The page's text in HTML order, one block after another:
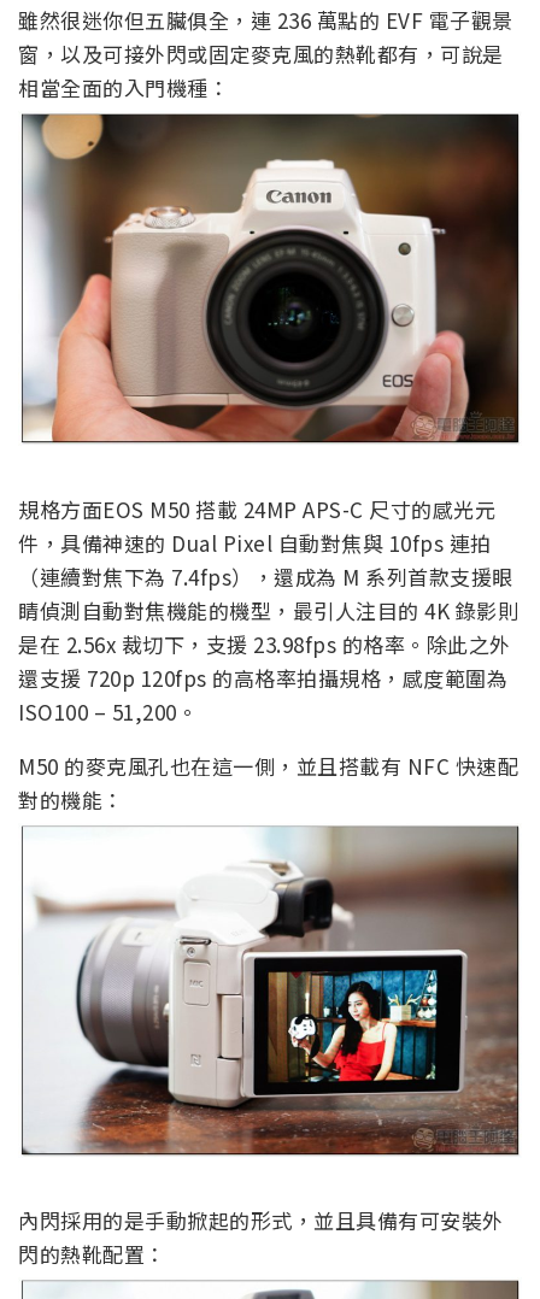
雖然很迷你但五臟俱全，連 236 萬點的 EVF 電子觀景
窗，以及可接外閃或固定麥克風的熱靴都有，可說是
相當全面的入門機種：
規格方面EOS M50 搭載 24MP APS-C 尺寸的感光元
件，具備神速的 Dual Pixel 自動對焦與 10fps 連拍
（連續對焦下為 7.4fps），還成為 M 系列首款支援眼
睛偵測自動對焦機能的機型，最引人注目的 4K 錄影則
是在 2.56x 裁切下，支援 23.98fps 的格率。除此之外
還支援 720p 120fps 的高格率拍攝規格，感度範圍為
ISO100 – 51,200。
M50 的麥克風孔也在這一側，並且搭載有 NFC 快速配
對的機能：
內閃採用的是手動掀起的形式，並且具備有可安裝外
閃的熱靴配置：